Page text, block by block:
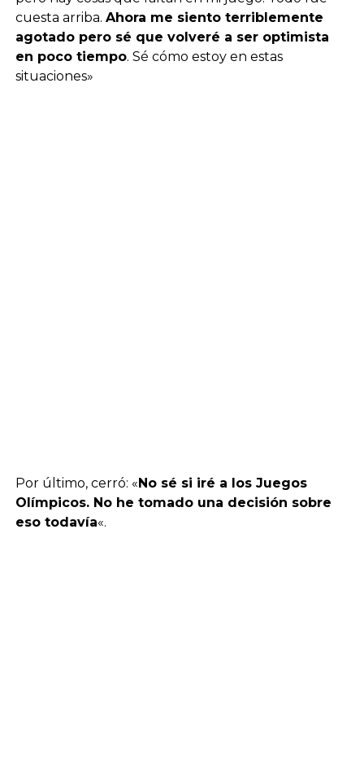
cuesta arriba. Ahora me siento terriblemente
agotado pero sé que volveré a ser optimista
en poco tiempo. Sé cómo estoy en estas
situaciones»
Por último, cerró: «No sé si iré a los Juegos
Olímpicos. No he tomado una decisión sobre
eso todavía«.